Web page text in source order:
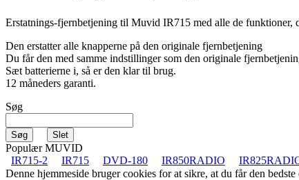
Erstatnings-fjernbetjening til Muvid IR715 med alle de funktioner,
Den erstatter alle knapperne på den originale fjernbetjening
Du får den med samme indstillinger som den originale
Sæt batterierne i, så er den klar til brug.
12 måneders garanti.
Søg
Populær MUVID
IR715-2
IR715 DVD-180 IR850RADIO
Denne hjemmeside bruger cookies for at sikre, at du får den